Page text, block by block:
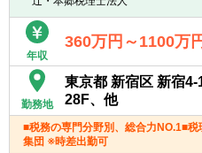
年収
360万円～1100万
勤務地
東京都 新宿区 新宿
28F、他
■税務の専門分野別、総合力NO.1■
集団 ※時差出勤可